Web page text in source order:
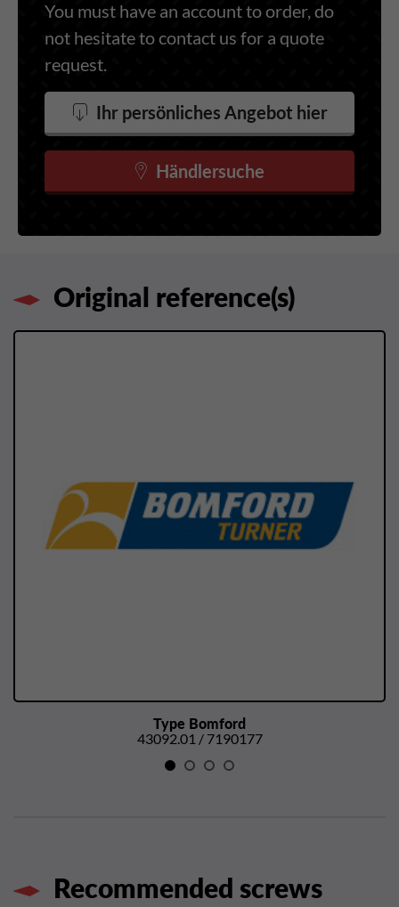
You must have an account to order, do
not hesitate to contact us for a quote
request.
Ihr persönliches Angebot hier
Händlersuche
Original reference(s)
Type Bomford
43092.01 / 7190177
Recommended screws